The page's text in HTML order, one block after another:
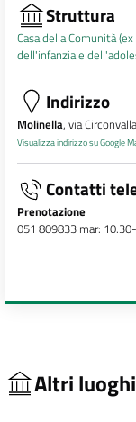
Struttura
Casa della Comunità
dell'infanzia e
Indirizzo
Molinella, via
Visualizza indirizzo su Google
Contatti
Prenotazione
051 809833 mar:
Altri